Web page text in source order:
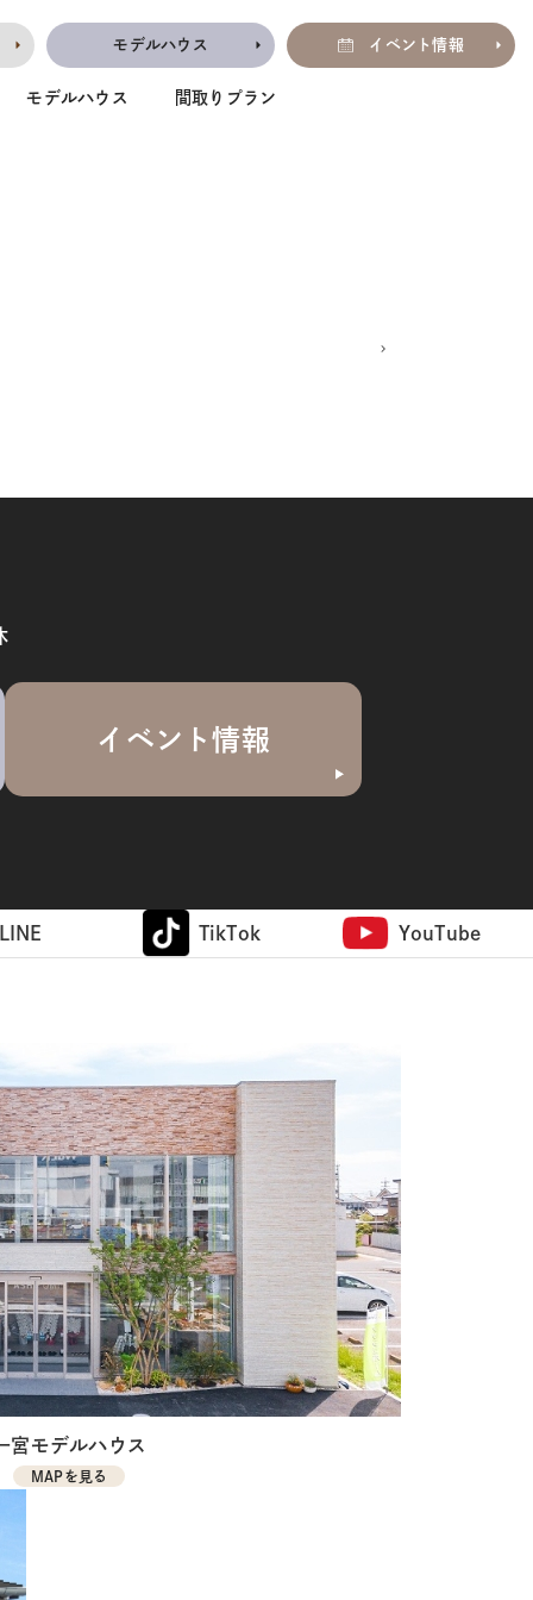
モデルハウス イベント情報
モデルハウス 間取りプラン
イベント情報
TikTok YouTube
宮モデルハウス
MAPを見る